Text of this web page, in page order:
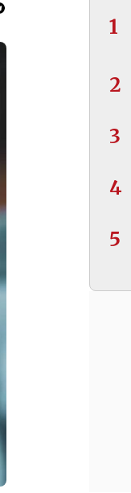
1
2
3
4
5